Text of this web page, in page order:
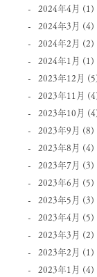
2024年4月 (1)
2024年3月 (4)
2024年2月 (2)
2024年1月 (1)
2023年12月
2023年11月
2023年10月
2023年9月 (8)
2023年8月 (4)
2023年7月 (3)
2023年6月 (5)
2023年5月 (3)
2023年4月 (5)
2023年3月 (2)
2023年2月 (1)
2023年1月 (4)